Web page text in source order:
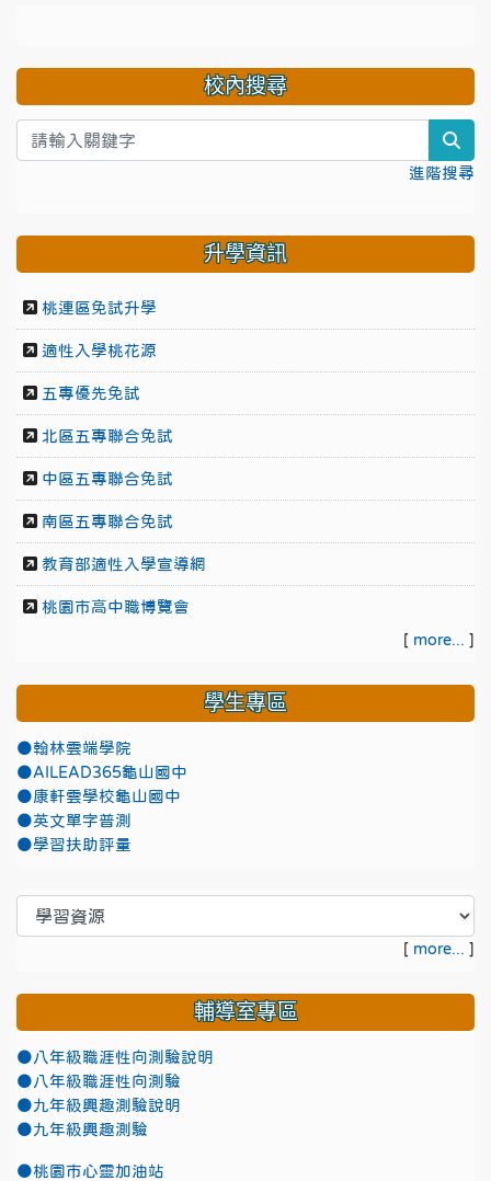
校內搜尋
進階搜尋
升學資訊
桃連區免試升學
適性入學桃花源
五專優先免試
北區五專聯合免試
中區五專聯合免試
南區五專聯合免試
教育部適性入學宣導網
桃園市高中職博覽會
[ more... ]
學生專區
●翰林雲端學院
●AILEAD365龜山國中
●康軒雲學校龜山國中
●英文單字普測
●學習扶助評量
[ more... ]
輔導室專區
●八年級職涯性向測驗說明
●八年級職涯性向測驗
●九年級興趣測驗說明
●九年級興趣測驗
●桃園市心靈加油站